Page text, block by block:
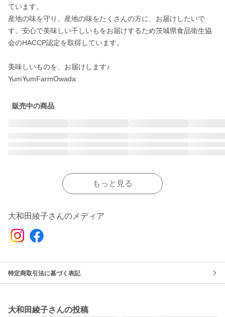
ています。
産地の味を守り、産地の味をたくさんの方に、お届けしたいで
す。安心で美味しい干しいもをお届けするため茨城県食品衛生協
会のHACCP認定を取得しています。
美味しいものを、お届けします♪
YumYumFarmOwada
販売中の商品
もっと見る
大和田綾子さんのメディア
特定商取引法に基づく表記
大和田綾子さんの投稿